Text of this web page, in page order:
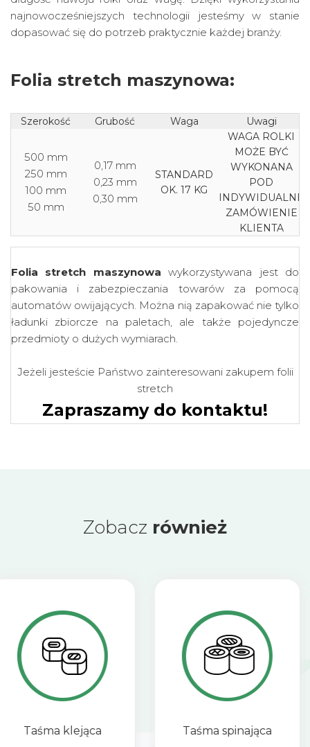
najnowocześniejszych technologii jesteśmy w stanie
dopasować się do potrzeb praktycznie każdej branży.
Folia stretch maszynowa:
Szerokość Grubość Waga Uwagi
500 mm
250 mm
100 mm
50 mm
0,17 mm
0,23 mm
0,30 mm
STANDARD
OK. 17 KG
WAGA ROLKI
MOŻE BYĆ
WYKONANA
POD
INDYWIDUALNE
ZAMÓWIENIE
KLIENTA
Folia stretch maszynowa wykorzystywana jest do
pakowania i zabezpieczania towarów za pomocą
automatów owijających. Można nią zapakować nie tylko
ładunki zbiorcze na paletach, ale także pojedyncze
przedmioty o dużych wymiarach.
Jeżeli jesteście Państwo zainteresowani zakupem folii
stretch
Zapraszamy do kontaktu!
Zobacz również
Taśma spinająca
Kaptury